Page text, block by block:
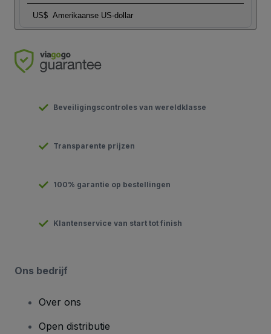
US$ Amerikaanse US-dollar
Beveiligingscontroles van wereldklasse
Transparente prijzen
100% garantie op bestellingen
Klantenservice van start tot finish
Ons bedrijf
Over ons
Open distributie